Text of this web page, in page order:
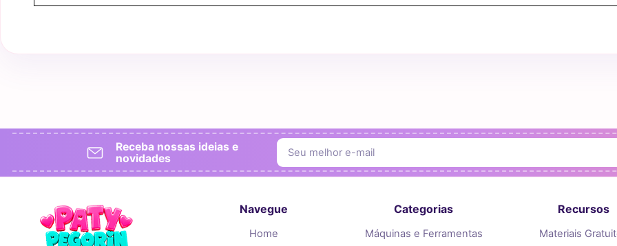
Receba nossas ideias e
novidades
Navegue
Home
Categorias
Máquinas e Ferramentas
Recursos
Materiais